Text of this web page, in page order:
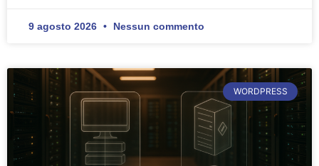
9 agosto 2026 Nessun commento
WORDPRESS